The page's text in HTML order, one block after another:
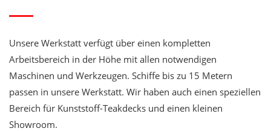
Unsere Werkstatt verfügt über einen kompletten
Arbeitsbereich in der Höhe mit allen notwendigen
Maschinen und Werkzeugen. Schiffe bis zu 15 Metern
passen in unsere Werkstatt. Wir haben auch einen speziellen
Bereich für Kunststoff-Teakdecks und einen kleinen
Showroom.